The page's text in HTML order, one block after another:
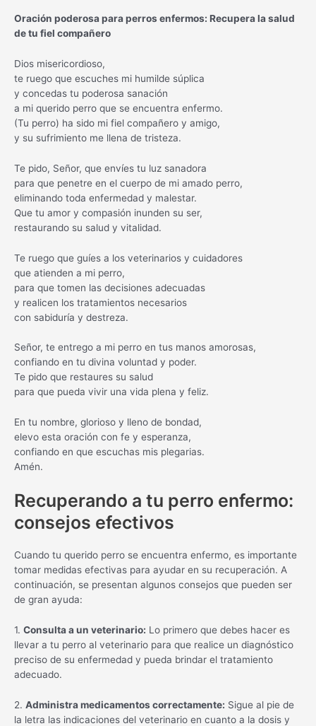
Oración poderosa para perros enfermos: Recupera la salud
de tu fiel compañero
Dios misericordioso,
te ruego que escuches mi humilde súplica
y concedas tu poderosa sanación
a mi querido perro que se encuentra enfermo.
(Tu perro) ha sido mi fiel compañero y amigo,
y su sufrimiento me llena de tristeza.
Te pido, Señor, que envíes tu luz sanadora
para que penetre en el cuerpo de mi amado perro,
eliminando toda enfermedad y malestar.
Que tu amor y compasión inunden su ser,
restaurando su salud y vitalidad.
Te ruego que guíes a los veterinarios y cuidadores
que atienden a mi perro,
para que tomen las decisiones adecuadas
y realicen los tratamientos necesarios
con sabiduría y destreza.
Señor, te entrego a mi perro en tus manos amorosas,
confiando en tu divina voluntad y poder.
Te pido que restaures su salud
para que pueda vivir una vida plena y feliz.
En tu nombre, glorioso y lleno de bondad,
elevo esta oración con fe y esperanza,
confiando en que escuchas mis plegarias.
Amén.
Recuperando a tu perro enfermo:
consejos efectivos
Cuando tu querido perro se encuentra enfermo, es importante
tomar medidas efectivas para ayudar en su recuperación. A
continuación, se presentan algunos consejos que pueden ser
de gran ayuda:
1. Consulta a un veterinario: Lo primero que debes hacer es
llevar a tu perro al veterinario para que realice un diagnóstico
preciso de su enfermedad y pueda brindar el tratamiento
adecuado.
2. Administra medicamentos correctamente: Sigue al pie de
la letra las indicaciones del veterinario en cuanto a la dosis y